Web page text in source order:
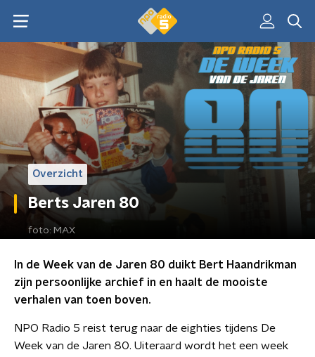
Overzicht
Berts Jaren 80
foto: MAX
In de Week van de Jaren 80 duikt Bert Haandrikman
zijn persoonlijke archief in en haalt de mooiste
verhalen van toen boven.
NPO Radio 5 reist terug naar de eighties tijdens De
Week van de Jaren 80. Uiteraard wordt het een week